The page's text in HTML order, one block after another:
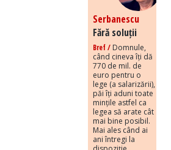
Serbanescu
Fără soluții
Bref / Domnule,
când cineva îți dă
770 de mil. de
euro pentru o
lege (a salarizării),
păi îți aduni toate
mințile astfel ca
legea să arate cât
mai bine posibil.
Mai ales când ai
ani întregi la